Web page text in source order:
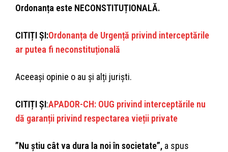
Ordonanța este NECONSTITUȚIONALĂ.
CITIȚI ȘI:Ordonanța de Urgență privind interceptările
ar putea fi neconstituțională
Aceeași opinie o au și alți juriști.
CITIȚI ȘI:APADOR-CH: OUG privind interceptările nu
dă garanții privind respectarea vieții private
”Nu ştiu cât va dura la noi în societate”, a spus